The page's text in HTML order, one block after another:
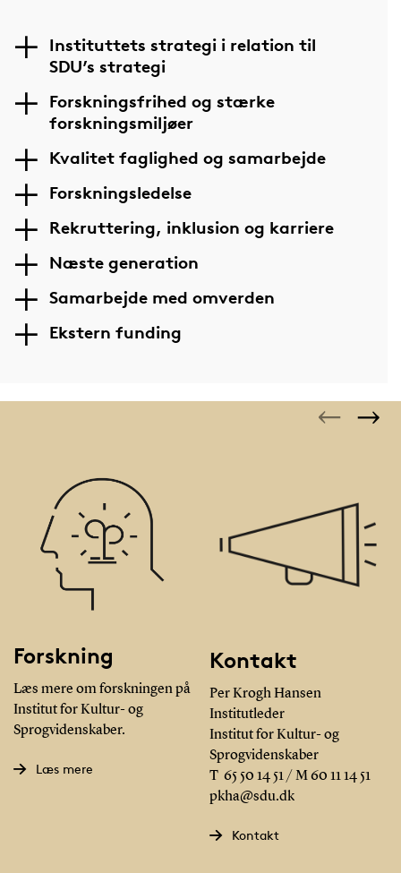
Instituttets strategi i relation til
SDU’s strategi
Forskningsfrihed og stærke
forskningsmiljøer
Kvalitet faglighed og samarbejde
Forskningsledelse
Rekruttering, inklusion og karriere
Næste generation
Samarbejde med omverden
Ekstern funding
Forskning
Læs mere om forskningen på
Institut for Kultur- og
Sprogvidenskaber.
Læs mere
Kontakt
Per Krogh Hansen
Institutleder
Institut for Kultur- og
Sprogvidenskaber
T 65 50 14 51 / M 60 11 14 51
pkha@sdu.dk
Kontakt